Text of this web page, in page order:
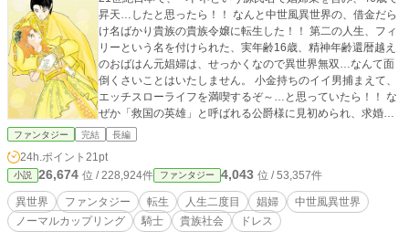
昇天…したと思ったら！！ なんと中世風異世界の、借金だら
け名ばかり貴族の貴族令嬢に転生した！！ 第二の人生、フィ
リーという名を付けられた、実年齢16歳、精神年齢還暦越え
のおばはん元娼婦は、せっかくなので異世界無双…なんて面
倒くさいことはいたしません。 小金持ちのイイ男捕まえて、
エッチスローライフを満喫するぞ～…と思っていたら！！ な
ぜか「救国の英雄」と呼ばれる公爵様に見初められ、求婚さ
れる…。 ハッキリ言って、イ・ヤ・だ！！ なんでかって？
ん！！ そんな女の相手なんざ、前世だけで十分だっての。 と
は言え、この公爵様…顔と体が私・フィリーの好みとドンピ
シャ！！ 一体どうしたら、いいの～。 一人で勝手にどうでも
いい悩みを抱えながらも、とりあえずヤると決意したフィリ
ー。 独りよがりな妬み嫉みで、フィリーに噛みつこうとする
ファンタジー 完結 長編
24h.ポイント 21pt
小説 26,674 位 / 228,924件 ファンタジー 4,043 位 / 53,357件
異世界 ファンタジー 転生 人生二度目 娼婦
中世風異世界
ノーマルカップリング
騎士 貴族社会 ドレス